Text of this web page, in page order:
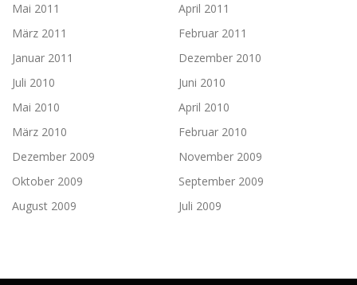
Mai 2011
April 2011
März 2011
Februar 2011
Januar 2011
Dezember 2010
Juli 2010
Juni 2010
Mai 2010
April 2010
März 2010
Februar 2010
Dezember 2009
November 2009
Oktober 2009
September 2009
August 2009
Juli 2009